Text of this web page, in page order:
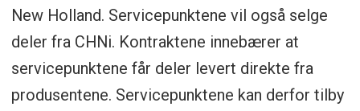
New Holland. Servicepunktene vil også selge
deler fra CHNi. Kontraktene innebærer at
servicepunktene får deler levert direkte fra
produsentene. Servicepunktene kan derfor tilby